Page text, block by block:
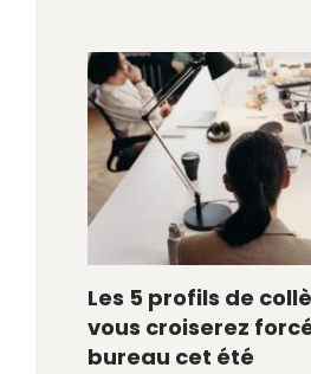
Les 5 profils de
vous croiserez
bureau cet été